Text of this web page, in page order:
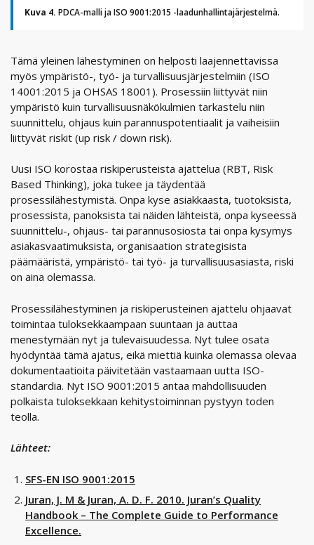
Kuva 4. PDCA-malli ja ISO 9001:2015 -laadunhallintajärjestelmä.
Tämä yleinen lähestyminen on helposti laajennettavissa
myös ympäristö-, työ- ja turvallisuusjärjestelmiin (ISO
14001:2015 ja OHSAS 18001). Prosessiin liittyvät niin
ympäristö kuin turvallisuusnäkökulmien tarkastelu niin
suunnittelu, ohjaus kuin parannuspotentiaalit ja vaiheisiin
liittyvät riskit (up risk / down risk).
Uusi ISO korostaa riskiperusteista ajattelua (RBT, Risk
Based Thinking), joka tukee ja täydentää
prosessilähestymistä. Onpa kyse asiakkaasta, tuotoksista,
prosessista, panoksista tai näiden lähteistä, onpa kyseessä
suunnittelu-, ohjaus- tai parannusosiosta tai onpa kysymys
asiakasvaatimuksista, organisaation strategisista
päämääristä, ympäristö- tai työ- ja turvallisuusasiasta, riski
on aina olemassa.
Prosessilähestyminen ja riskiperusteinen ajattelu ohjaavat
toimintaa tuloksekkaampaan suuntaan ja auttaa
menestymään nyt ja tulevaisuudessa. Nyt tulee osata
hyödyntää tämä ajatus, eikä miettiä kuinka olemassa olevaa
dokumentaatioita päivitetään vastaamaan uutta ISO-
standardia. Nyt ISO 9001:2015 antaa mahdollisuuden
polkaista tuloksekkaan kehitystoiminnan pystyyn toden
teolla.
Lähteet:
SFS-EN ISO 9001:2015
Juran, J. M & Juran, A. D. F. 2010. Juran’s Quality
Handbook – The Complete Guide to Performance
Excellence.